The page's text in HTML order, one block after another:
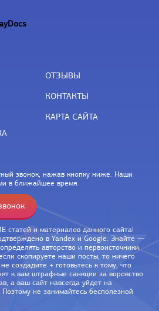
ОТЗЫВЫ
КОНТАКТЫ
КАРТА САЙТА
звонок, нажав кнопку ниже. Наши
в ближайшее время.
и материалов данного сайта!
в Yandex и Google. Знайте —
авторство и первоисточники.
скопируете наши посты, то ничего
создадите + готовьтесь к тому, что
к вам штрафные санкции за воровство
а ваш сайт навсегда уйдет на
не занимайтесь бесполезной